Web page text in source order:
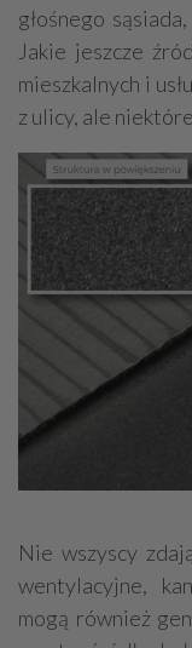
głośnego
Jakie jeszcze
mieszkalnych i
z ulicy, ale
Nie wszyscy
wentylacyjne,
mogą również